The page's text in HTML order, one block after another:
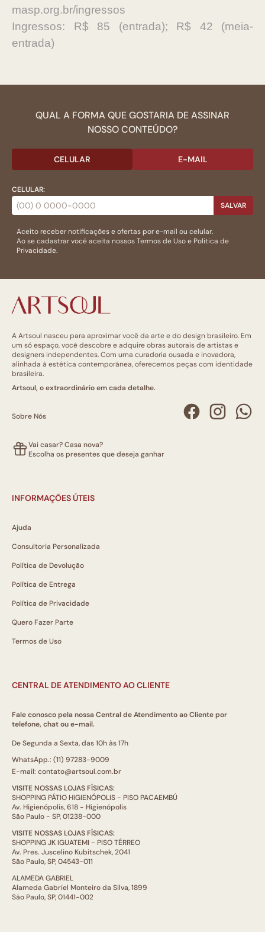
masp.org.br/ingressos
Ingressos: R$ 85 (entrada); R$ 42 (meia-
entrada)
QUAL A FORMA QUE GOSTARIA DE ASSINAR
NOSSO CONTEÚDO?
CELULAR E-MAIL
CELULAR:
SALVAR
Aceito receber notificações e ofertas por e-mail ou celular.
Ao se cadastrar você aceita nossosTermos de Usoe Politica de
Privacidade.
A Artsoul nasceu para aproximar você da arte e do design brasileiro. Em
um só espaço, você descobre e adquire obras autorais de artistas e
designers independentes. Com uma curadoria ousada e inovadora,
alinhada à estética contemporânea, oferecemos peças com identidade
brasileira.
Artsoul, o extraordinário em cada detalhe.
Sobre Nós
Vai casar? Casa nova?
Escolha os presentes que deseja ganhar
INFORMAÇÕES ÚTEIS
Ajuda
Consultoria Personalizada
Política de Devolução
Política de Entrega
Política de Privacidade
Quero Fazer Parte
Termos de Uso
CENTRAL DE ATENDIMENTO AO CLIENTE
Fale conosco pela nossa Central de Atendimento ao Cliente por
telefone, chat ou e-mail.
De Segunda a Sexta, das 10h às 17h
WhatsApp.: (11) 97283-9009
E-mail: contato@artsoul.com.br
VISITE NOSSAS LOJAS FÍSICAS:
SHOPPING PÁTIO HIGIENÓPOLIS - PISO PACAEMBÚ
Av. Higienópolis, 618 - Higienópolis
São Paulo - SP, 01238-000
VISITE NOSSAS LOJAS FÍSICAS:
SHOPPING JK IGUATEMI - PISO TÉRREO
Av. Pres. Juscelino Kubitschek, 2041
São Paulo, SP, 04543-011
ALAMEDA GABRIEL
Alameda Gabriel Monteiro da Silva, 1899
São Paulo, SP, 01441-002